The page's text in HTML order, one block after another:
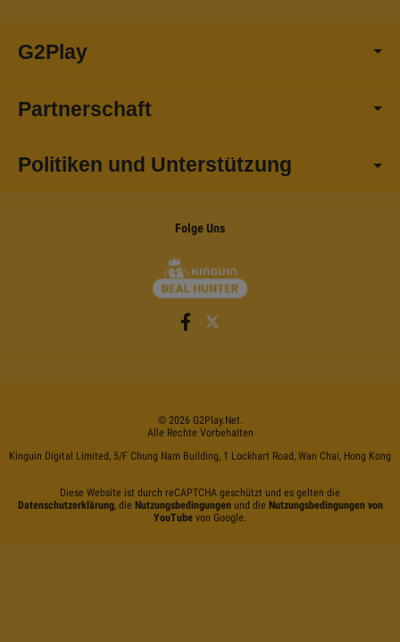
G2Play
Partnerschaft
Politiken und Unterstützung
Folge Uns
© 2026 G2Play.net.
Alle Rechte Vorbehalten
Kinguin Digital Limited, 5/F Chung Nam Building, 1 Lockhart Road, Wan Chai, Hong Kong
Diese Website ist durch reCAPTCHA geschützt und es gelten die
Datenschutzerklärung, die Nutzungsbedingungenund die Nutzungsbedingungen von
YouTube von Google.